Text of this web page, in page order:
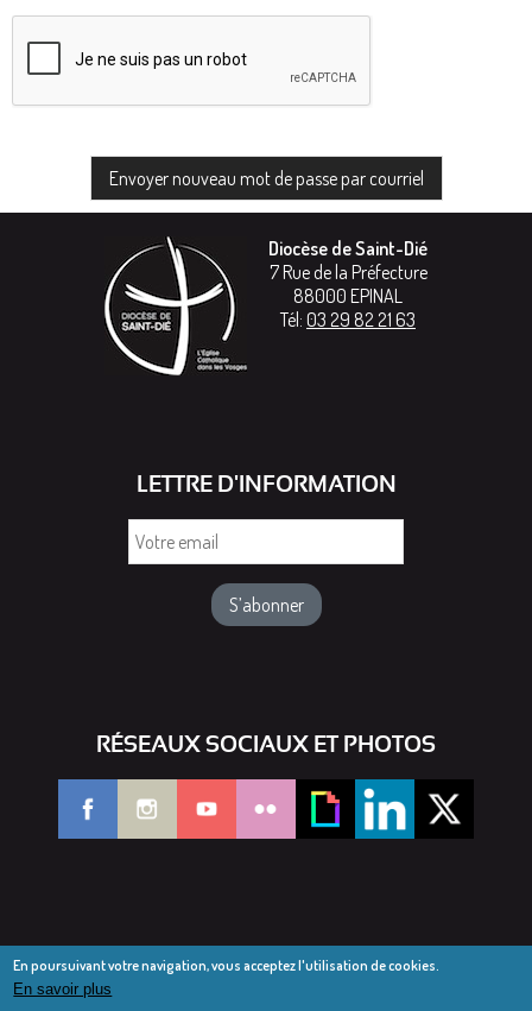
Diocèse de Saint-Dié
7 Rue de la Préfecture
88000 EPINAL
Tél: 03 29 82 21 63
LETTRE D'INFORMATION
RÉSEAUX SOCIAUX ET PHOTOS
© Diocèse de Saint-Dié 2016-2025
En poursuivant votre navigation, vous acceptez l'utilisation de cookies.
En savoir plus